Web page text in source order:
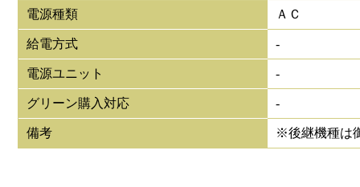
電源種類 ＡＣ
給電方式 -
電源ユニット -
グリーン購入対応 -
備考 ※後継機種は